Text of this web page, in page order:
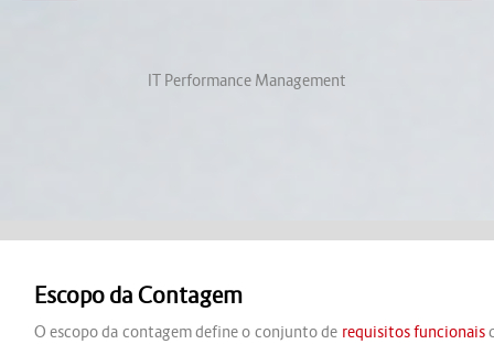
IT Performance Management
Escopo da Contagem
O escopo da contagem define o conjunto de requisitos funcionais